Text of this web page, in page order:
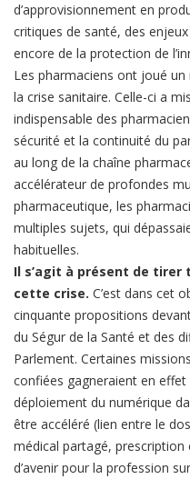
d’approvisionnement en
critiques de santé, des
encore de la protection de
Les pharmaciens ont joué
la crise sanitaire. Celle-ci a
indispensable des
sécurité et la continuité du
au long de la chaîne
accélérateur de profondes
pharmaceutique, les
multiples sujets, qui
habituelles.
Il s’agit à présent de tirer
cette crise. C’est dans cet
cinquante propositions
du Ségur de la Santé et des
Parlement. Certaines
confiées gagneraient en
déploiement du numérique
être accéléré (lien entre le
médical partagé,
d’avenir pour la profession